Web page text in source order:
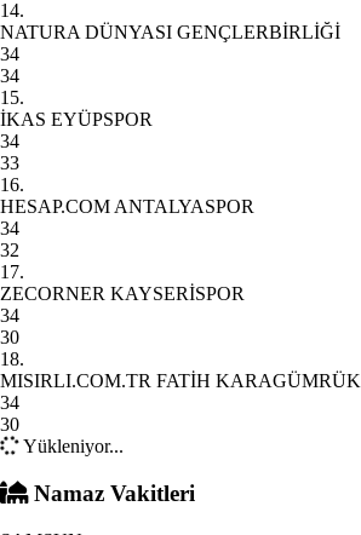
14.
NATURA DÜNYASI GENÇLERBİRLİĞİ
34
34
15.
İKAS EYÜPSPOR
34
33
16.
HESAP.COM ANTALYASPOR
34
32
17.
ZECORNER KAYSERİSPOR
34
30
18.
MISIRLI.COM.TR FATİH KARAGÜMRÜK
34
30
Yükleniyor...
Namaz Vakitleri